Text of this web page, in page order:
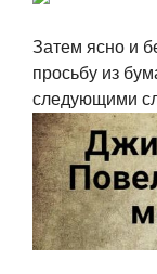
Затем ясно и
просьбу из
следующими